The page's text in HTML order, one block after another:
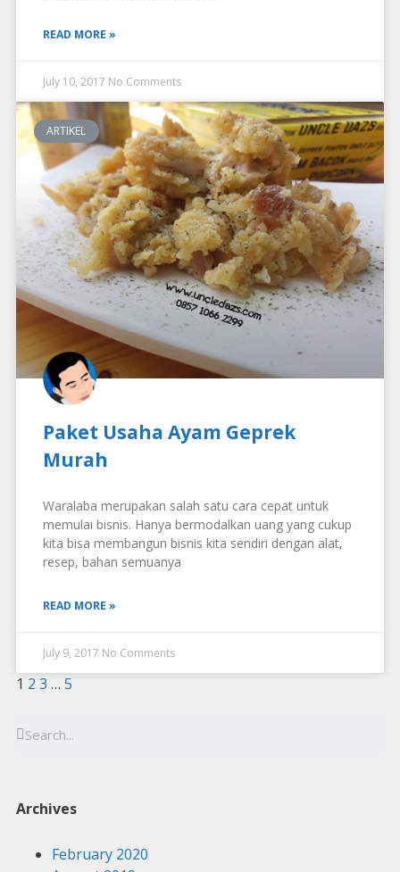
READ MORE »
July 10, 2017 No Comments
ARTIKEL
Paket Usaha Ayam Geprek
Murah
Waralaba merupakan salah satu cara cepat untuk
memulai bisnis. Hanya bermodalkan uang yang cukup
kita bisa membangun bisnis kita sendiri dengan alat,
resep, bahan semuanya
READ MORE »
July 9, 2017 No Comments
1 2 3 … 5
Archives
February 2020